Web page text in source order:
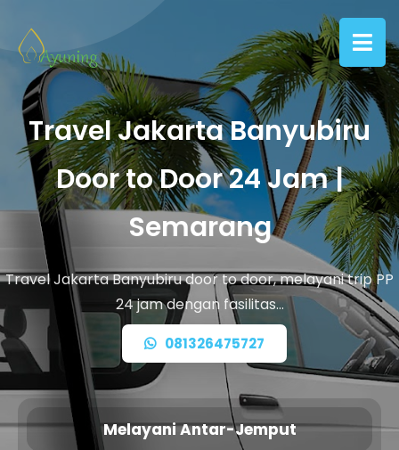
Travel Jakarta Banyubiru
Door to Door 24 Jam |
Semarang
Travel Jakarta Banyubiru door to door, melayani trip PP
24 jam dengan fasilitas…
081326475727
Melayani Antar-Jemput